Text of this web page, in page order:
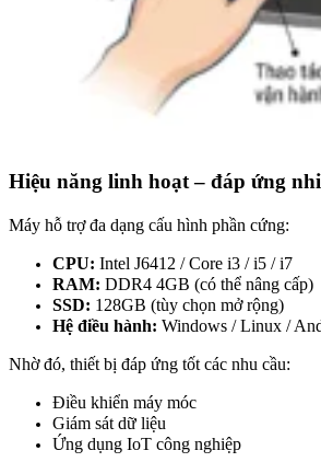
Hiệu năng linh hoạt – đáp ứng
Máy hỗ trợ đa dạng cấu hình phần cứng:
CPU: Intel J6412 / Core i3 / i5 / i7
RAM: DDR4 4GB (có thể nâng cấp)
SSD: 128GB (tùy chọn mở rộng)
Hệ điều hành: Windows / Linux /
Nhờ đó, thiết bị đáp ứng tốt các nhu cầu:
Điều khiển máy móc
Giám sát dữ liệu
Ứng dụng IoT công nghiệp